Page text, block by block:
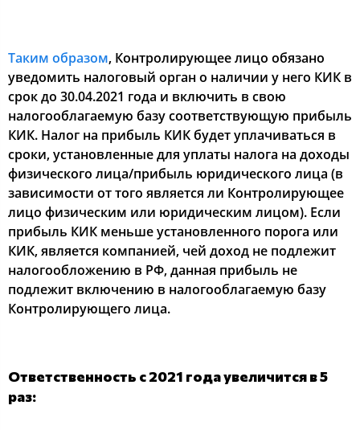
Таким образом, Контролирующее лицо обязано
уведомить налоговый орган о наличии у него КИК в
срок до 30.04.2021 года и включить в свою
налогооблагаемую базу соответствующую прибыль
КИК. Налог на прибыль КИК будет уплачиваться в
сроки, установленные для уплаты налога на доходы
физического лица/прибыль юридического лица (в
зависимости от того является ли Контролирующее
лицо физическим или юридическим лицом). Если
прибыль КИК меньше установленного порога или
КИК, является компанией, чей доход не подлежит
налогообложению в РФ, данная прибыль не
подлежит включению в налогооблагаемую базу
Контролирующего лица.
Ответственность с 2021 года увеличится в 5
раз: